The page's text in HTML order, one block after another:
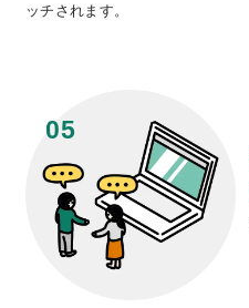
ッチされます。